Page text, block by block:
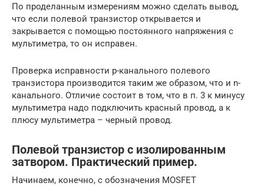
По проделанным измерениям можно сделать вывод,
что если полевой транзистор открывается и
закрывается с помощью постоянного напряжения с
мультиметра, то он исправен.
Проверка исправности р-канального полевого
транзистора производится таким же образом, что и n-
канального. Отличие состоит в том, что в п. 3 к минусу
мультиметра надо подключить красный провод, а к
плюсу мультиметра – черный провод.
Полевой транзистор с изолированным
затвором. Практический пример.
Начинаем, конечно, с обозначения MOSFET